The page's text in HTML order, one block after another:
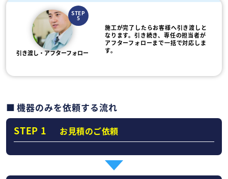
STEP
5
引き渡し・アフターフォロー
施工が完了したらお客様へ引き渡しと
なります。引き続き、専任の担当者が
アフターフォローまで一括で対応しま
す。
機器のみを依頼する流れ
STEP 1 お見積のご依頼